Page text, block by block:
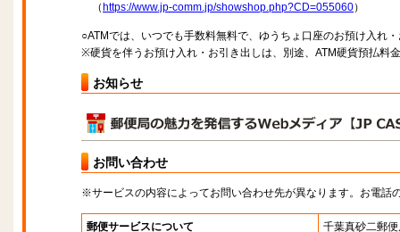
（ https://www.jp-comm.jp/showshop.php?CD=055060）
○ATMでは、いつでも手数料無料で、ゆうちょ口座のお預け入れ
※硬貨を伴うお預け入れ・お引き出しは、別途、ATM硬貨預払料
お知らせ
お問い合わせ
※サービスの内容によってお問い合わせ先が異なります。お電話
郵便サービスについて 千葉真砂二郵